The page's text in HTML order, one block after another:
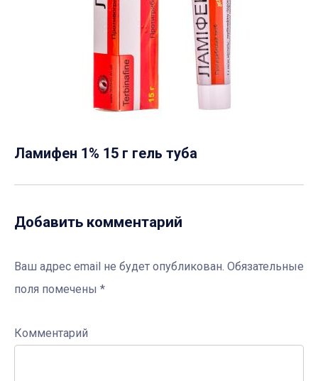
Ламифен 1% 15 г гель туба
Добавить комментарий
Ваш адрес email не будет опубликован. Обязательные
поля помечены *
Комментарий